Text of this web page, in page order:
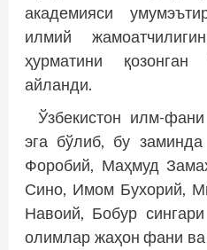
академияси
илмий
ҳурматини
айланди.
Ўзбекистон илм-
эга бўлиб, бу
Форобий, Маҳмуд
Сино, Имом Бухорий,
Навоий, Бобур
олимлар жаҳон фани